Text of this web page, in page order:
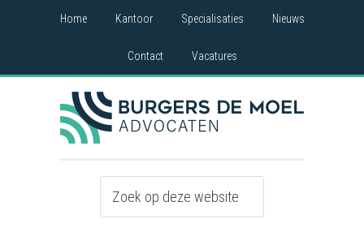
Home Kantoor Specialisaties Nieuws
Contact Vacatures